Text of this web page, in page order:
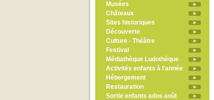
Musées
Châteaux
Sites historiques
Découverte
Culture - Théâtre
Festival
Médiathèque Ludothèque
Activités enfants à l'année
Hébergement
Restauration
Sortie enfants ados août